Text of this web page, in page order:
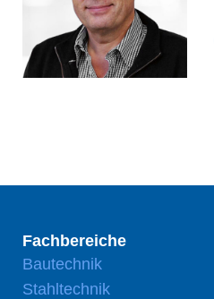
Fachbereiche
Bautechnik
Stahltechnik